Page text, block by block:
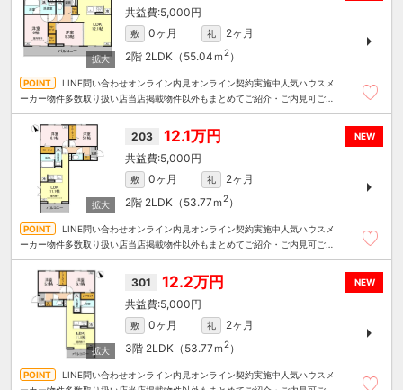
5,000円
敷 0ヶ月 礼
2ヶ月
2階 2LDK（55.04ｍ 2）
LINE問い合わせオンライン内見オンライン契約実施中人気ハウスメ
ーカー物件多数取り扱い店当店掲載物件以外もまとめてご紹介・ご内見可ご予
NEW
203 12.1万円
5,000円
敷 0ヶ月 礼
2ヶ月
2階 2LDK（53.77ｍ 2）
LINE問い合わせオンライン内見オンライン契約実施中人気ハウスメ
ーカー物件多数取り扱い店当店掲載物件以外もまとめてご紹介・ご内見可ご予
NEW
301 12.2万円
5,000円
敷 0ヶ月 礼
2ヶ月
3階 2LDK（53.77ｍ 2）
LINE問い合わせオンライン内見オンライン契約実施中人気ハウスメ